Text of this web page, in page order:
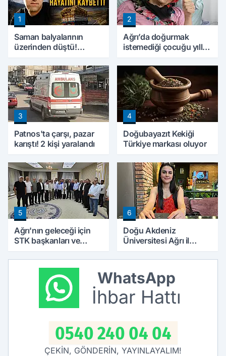
1
Saman balyalarının
üzerinden düştü!
hayatını kaybetti
2
Ağrı’da doğurmak
istemediği çocuğu yıllar
verdi
3
Patnos'ta çarşı, pazar
karıştı! 2 kişi yaralandı
4
Doğubayazıt Kekiği
Türkiye markası oluyor
5
Ağrı'nın geleceği için
STK başkanları ve
araya geldi
6
Doğu Akdeniz
Üniversitesi Ağrı il
başladı
WhatsApp
İhbar Hattı
0540 240 04 04
ÇEKİN, GÖNDERİN, YAYINLAYALIM!